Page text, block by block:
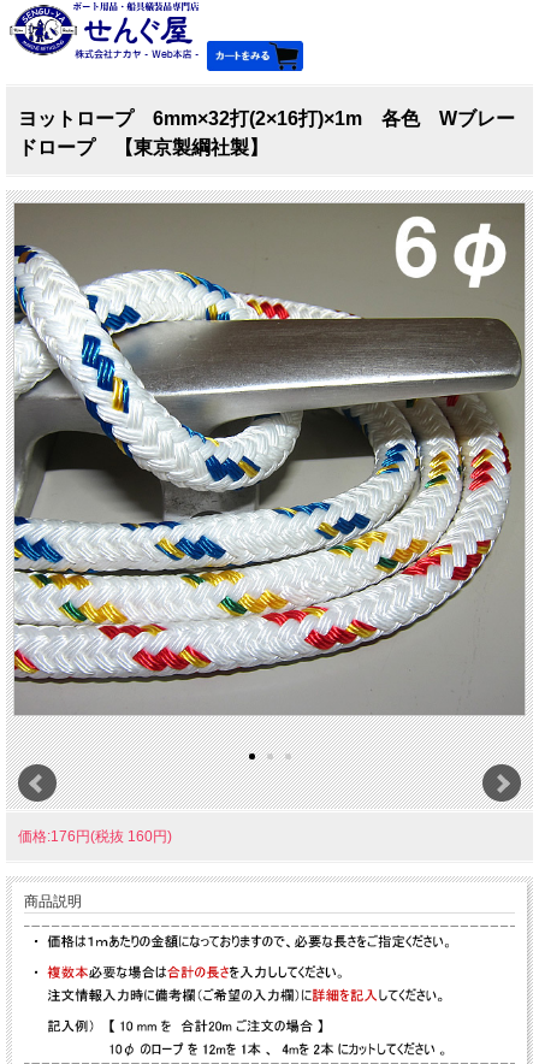
ヨットロープ 6mm×32打(2×16打)×1m 各色 Wブレー
ドロープ 【東京製綱社製】
価格:176円(税抜 160円)
商品説明